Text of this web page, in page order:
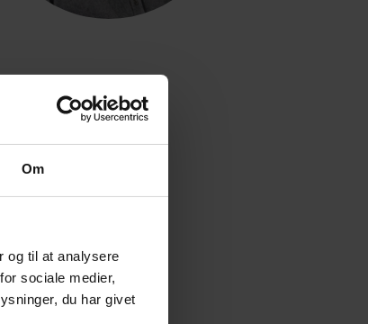
Om
og til at analysere
sociale medier,
du har givet